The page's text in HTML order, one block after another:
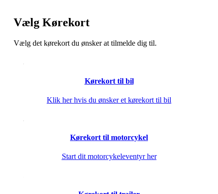
Vælg Kørekort
Vælg det kørekort du ønsker at tilmelde dig til.
Kørekort til bil
Klik her hvis du ønsker et kørekort til bil
Kørekort til motorcykel
Start dit motorcykeleventyr her